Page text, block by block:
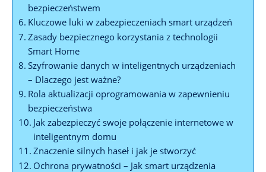
bezpieczeństwem
Kluczowe luki⁤ w ‌zabezpieczeniach smart urządzeń
Zasady bezpiecznego korzystania z technologii
Smart Home
Szyfrowanie danych w‌ inteligentnych urządzeniach
– Dlaczego jest ⁣ważne?
Rola aktualizacji oprogramowania w zapewnieniu
⁤bezpieczeństwa
Jak zabezpieczyć swoje połączenie internetowe⁤ w
inteligentnym domu
Znaczenie silnych‍ haseł i jak je stworzyć
Ochrona prywatności – Jak ⁢smart urządzenia